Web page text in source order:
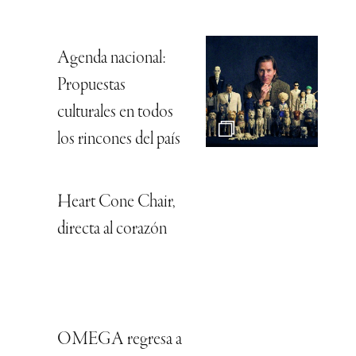
Agenda nacional:
Propuestas
culturales en todos
los rincones del país
Heart Cone Chair,
directa al corazón
OMEGA regresa a